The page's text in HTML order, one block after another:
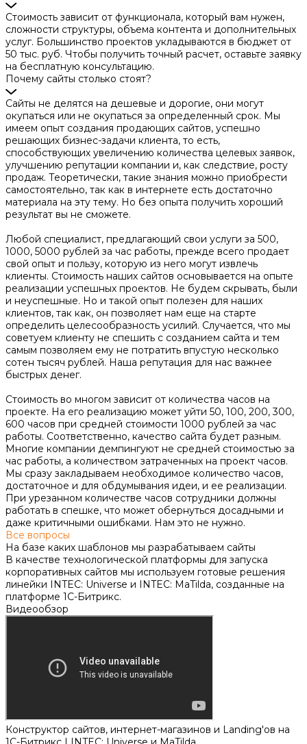
Стоимость зависит от функционала, который вам нужен,
сложности структуры, объема контента и дополнительных
услуг. Большинство проектов укладываются в бюджет от
50 тыс. руб. Чтобы получить точный расчет, оставьте заявку
на бесплатную консультацию.
Почему сайты столько стоят?
Сайты не делятся на дешевые и дорогие, они могут
окупаться или не окупаться за определенный срок. Мы
имеем опыт создания продающих сайтов, успешно
решающих бизнес-задачи клиента, то есть,
способствующих увеличению количества целевых заявок,
улучшению репутации компании и, как следствие, росту
продаж. Теоретически, такие знания можно приобрести
самостоятельно, так как в интернете есть достаточно
материала на эту тему. Но без опыта получить хороший
результат вы не сможете.
Любой специалист, предлагающий свои услуги за 500,
1000, 5000 рублей за час работы, прежде всего продает
свой опыт и пользу, которую из него могут извлечь
клиенты. Стоимость наших сайтов основывается на опыте
реализации успешных проектов. Не будем скрывать, были
и неуспешные. Но и такой опыт полезен для наших
клиентов, так как, он позволяет нам еще на старте
определить целесообразность усилий. Случается, что мы
советуем клиенту не спешить с созданием сайта и тем
самым позволяем ему не потратить впустую несколько
сотен тысяч рублей. Наша репутация для нас важнее
быстрых денег.
Стоимость во многом зависит от количества часов на
проекте. На его реализацию может уйти 50, 100, 200, 300,
600 часов при средней стоимости 1000 рублей за час
работы. Соответственно, качество сайта будет разным.
Многие компании демпингуют не средней стоимостью за
час работы, а количеством затраченных на проект часов.
Мы сразу закладываем необходимое количество часов,
достаточное и для обдумывания идеи, и ее реализации.
При урезанном количестве часов сотрудники должны
работать в спешке, что может обернуться досадными и
даже критичными ошибками. Нам это не нужно.
Все вопросы
На базе каких шаблонов мы разрабатываем сайты
В качестве технологической платформы для запуска
корпоративных сайтов мы используем готовые решения
линейки INTEC: Universe и INTEC: MaTilda, созданные на
платформе 1С-Битрикс.
Видеообзор
Конструктор сайтов, интернет-магазинов и Landing'ов на